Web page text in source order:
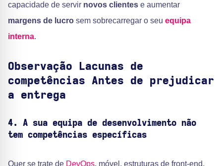
capacidade de servir novos clientes e aumentar
margens de lucro sem sobrecarregar o seu equipa
interna.
Observação
Lacunas de
competências Antes de prejudicar
a entrega
4. A sua equipa de desenvolvimento não
tem competências específicas
Quer se trate de DevOps, móvel, estruturas de front-end,